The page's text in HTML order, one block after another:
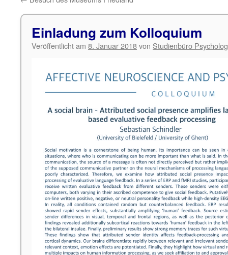
Einladung zum Kolloquium
Veröffentlicht am 8. Januar 2018von Studienbüro